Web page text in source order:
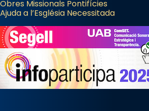
Obres Missionals Pontifícies
Ajuda a l’Església Necessitada